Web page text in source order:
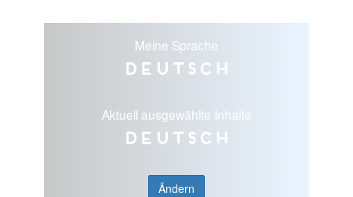
Meine Sprache
Deutsch
Aktuell ausgewählte Inhalte
Deutsch
Ändern